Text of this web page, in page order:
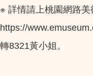
※ 詳情請上桃園網路美
https://
轉8321黃小姐。